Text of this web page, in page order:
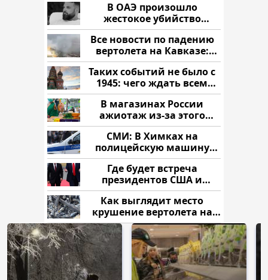
В ОАЭ произошло
жестокое убийство
криптомиллионера
Все новости по падению
вертолета на Кавказе:
читать здесь
Таких событий не было с
1945: чего ждать всем
нам?
В магазинах России
ажиотаж из-за этого
продукта: что купить?
СМИ: В Химках на
полицейскую машину
напали и подожгли.
Где будет встреча
президентов США и
России: Европа?
Как выглядит место
крушение вертолета на
Кавказе: смотреть